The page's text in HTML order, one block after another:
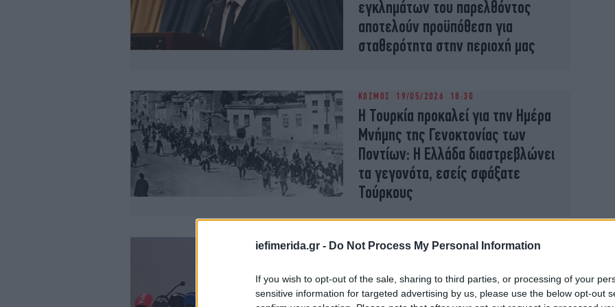
iefimerida.gr - Do Not Process My Personal Information
If you wish to opt-out of the sale, sharing to third parties, or processing of your
sensitive information for targeted advertising by us, please use the below opt-out
εγκλημάτων του παρελθόντος
αποτελούν προϋπόθεση για
σταθερότητα στην περιοχή μας
ΚΟΣΜΟΣ 19/05/2026 18:30
Η Τουρκία προκαλεί για την Ημέρα
Μνήμης της Γενοκτονίας των
Ποντίων: Η Ελλάδα διαστρεβλώνει
τα γεγονότα, εσείς σφάξατε
Τούρκους
Χρυσοχοΐδης για Γενοκτονία
Ποντίων: «Τιμούμε τις 353.000